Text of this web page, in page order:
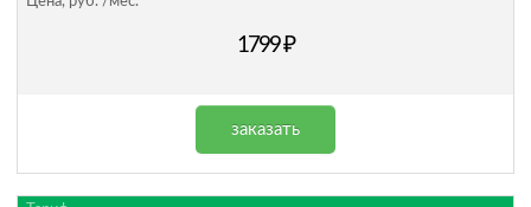
1799 ₽
заказать